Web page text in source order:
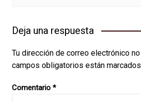
Deja una respuesta
Tu dirección de correo electrónico
campos obligatorios están
Comentario *